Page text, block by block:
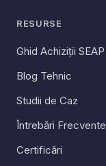
RESURSE
Ghid Achiziții SEAP
Blog Tehnic
Studii de Caz
Întrebări Frecvente
Certificări